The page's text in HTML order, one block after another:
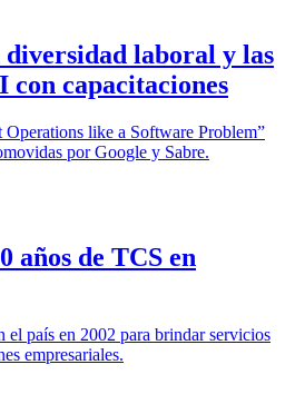
diversidad laboral y las
con capacitaciones
Operations like a Software Problem”
por Google y Sabre.
años de TCS en
el país en 2002 para brindar servicios
empresariales.